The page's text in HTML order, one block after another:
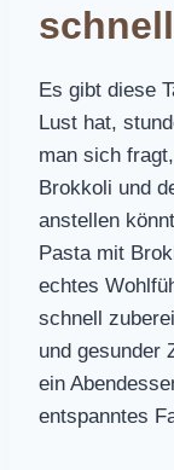
Es gibt diese
Lust hat,
man sich
Brokkoli und
anstellen
Pasta mit
echtes
schnell
und gesunder
ein
entspanntes